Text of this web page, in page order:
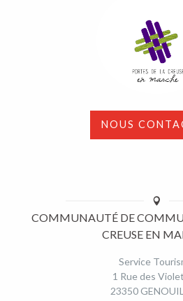
NOUS
COMMUNAUTÉ DE
CREUSE EN
Service
1 Rue des
23350